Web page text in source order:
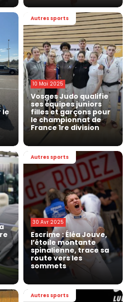
le
Autres sports
10 Mai 2025
Vosges Judo qualifie
ses équipes juniors
filles et garçons pour
le championnat de
France 1re division
Autres sports
30 Avr 2025
Escrime : Éléa Jouve,
l’étoile montante
spinalienne, trace sa
route vers les
sommets
Autres sports